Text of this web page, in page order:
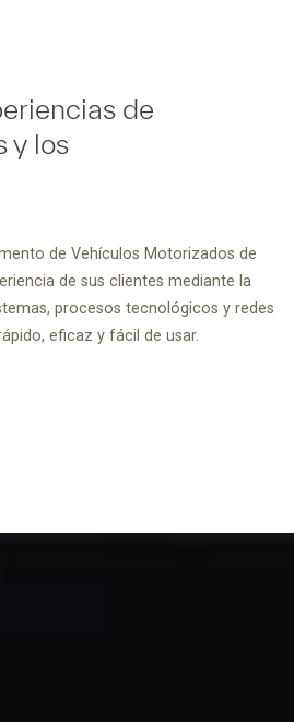
de
y los
de Vehículos Motorizados de
de sus clientes mediante la
procesos tecnológicos y redes
eficaz y fácil de usar.